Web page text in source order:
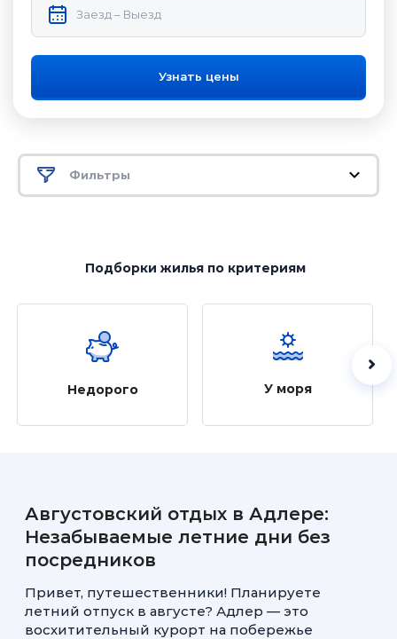
Узнать цены
Фильтры
Подборки жильяпо критериям
Недорого У моря
Августовский отдых в Адлере:
Незабываемые летние дни без
посредников
Привет, путешественники! Планируете
летний отпуск в августе? Адлер — это
восхитительный курорт на побережье